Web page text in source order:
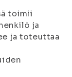
toimii
ja
ja toteuttaa